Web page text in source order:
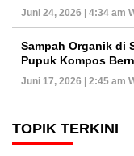
Juni 24, 2026 | 4:34 am
Sampah Organik di
Pupuk Kompos
Juni 17, 2026 | 2:45 am
TOPIK TERKINI